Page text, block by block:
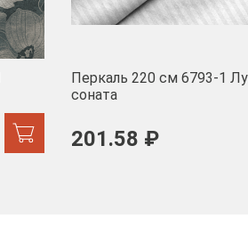
Перкаль 220 см 6793-1
соната
201.58 ₽